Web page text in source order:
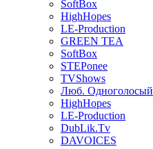
SoftBox
HighHopes
LE-Production
GREEN TEA
SoftBox
STEPonee
TVShows
Люб. Одноголосый
HighHopes
LE-Production
DubLik.Tv
DAVOICES